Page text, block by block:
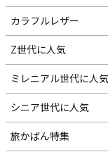
カラフルレザー
Z世代に人気
ミレニアル世代に人気
シニア世代に人気
旅かばん特集